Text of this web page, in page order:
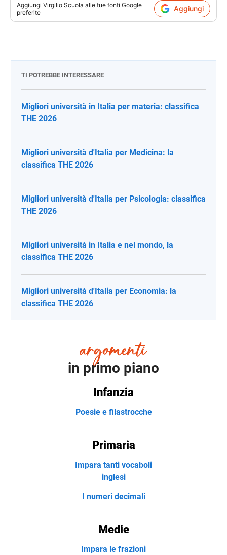
Aggiungi Virgilio Scuola alle tue fonti Google
preferite
Aggiungi
TI POTREBBE INTERESSARE
Migliori università in Italia per materia: classifica
THE 2026
Migliori università d'Italia per Medicina: la
classifica THE 2026
Migliori università d'Italia per Psicologia: classifica
THE 2026
Migliori università in Italia e nel mondo, la
classifica THE 2026
Migliori università d'Italia per Economia: la
classifica THE 2026
in primo piano
Infanzia
Poesie e filastrocche
Primaria
Impara tanti vocaboli
inglesi
I numeri decimali
Medie
Impara le frazioni